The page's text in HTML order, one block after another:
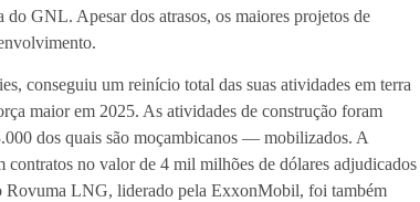
GNL. Apesar dos atrasos, os maiores projetos de
conseguiu um reinício total das suas atividades em terra
maior em 2025. As atividades de construção foram
dos quais são moçambicanos — mobilizados. A
no valor de 4 mil milhões de dólares adjudicados
Rovuma LNG, liderado pela ExxonMobil, foi também